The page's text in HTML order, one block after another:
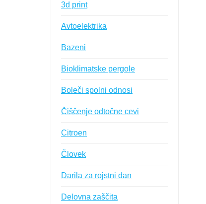
3d print
Avtoelektrika
Bazeni
Bioklimatske pergole
Boleči spolni odnosi
Čiščenje odtočne cevi
Citroen
Človek
Darila za rojstni dan
Delovna zaščita